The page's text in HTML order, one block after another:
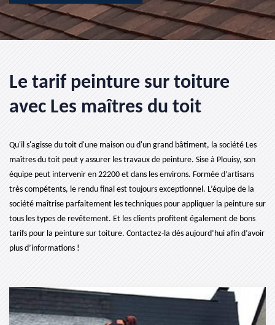
Le tarif peinture sur toiture
avec Les maîtres du toit
Qu'il s'agisse du toit d'une maison ou d'un grand bâtiment, la société Les
maîtres du toit peut y assurer les travaux de peinture. Sise à Plouisy, son
équipe peut intervenir en 22200 et dans les environs. Formée d’artisans
très compétents, le rendu final est toujours exceptionnel. L’équipe de la
société maîtrise parfaitement les techniques pour appliquer la peinture sur
tous les types de revêtement. Et les clients profitent également de bons
tarifs pour la peinture sur toiture. Contactez-la dès aujourd’hui afin d’avoir
plus d’informations !